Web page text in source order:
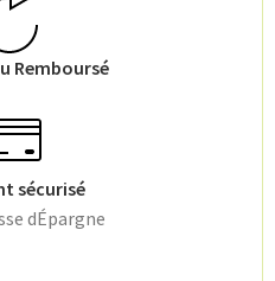
Remboursé
sécurisé
dÉpargne